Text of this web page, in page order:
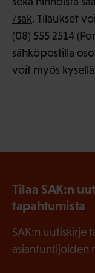
/sak. Tilaukset
(08) 555 2514
sähköpostilla
voit myös
Tilaa SAK:n
tapahtumista
SAK:n uutiskirje
asiantuntijoiden